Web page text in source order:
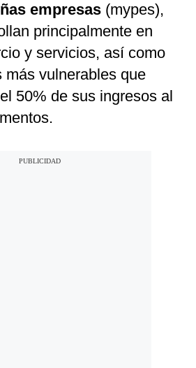
empresas (mypes),
principalmente en
y servicios, así como
más vulnerables que
50% de sus ingresos al